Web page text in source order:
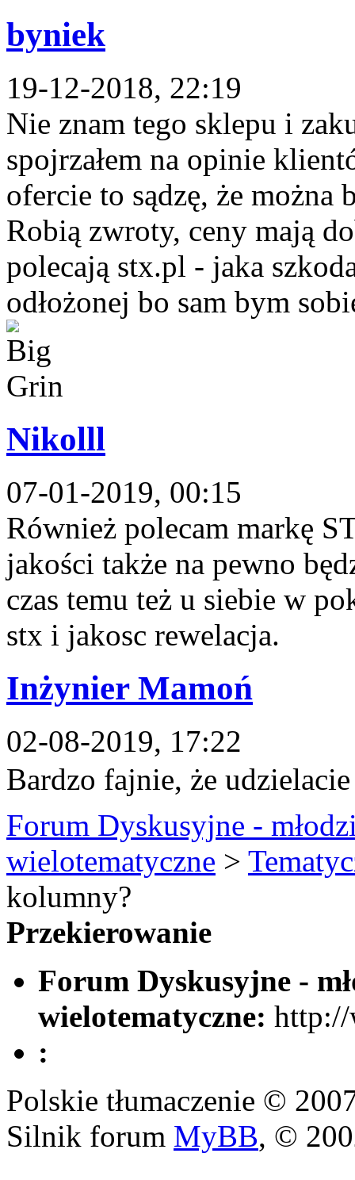
byniek
19-12-2018, 22:19
Nie znam tego sklepu i
spojrzałem na opinie
ofercie to sądzę, że można
Robią zwroty, ceny mają
polecają stx.pl - jaka
odłożonej bo sam bym
Nikolll
07-01-2019, 00:15
Również polecam markę
jakości także na pewno
czas temu też u siebie w
stx i jakosc rewelacja.
Inżynier Mamoń
02-08-2019, 17:22
Bardzo fajnie, że
Forum Dyskusyjne -
wielotematyczne >
kolumny?
Przekierowanie
Forum Dyskusyjne -
wielotematyczne: http://
:
Polskie tłumaczenie ©
Silnik forum MyBB, ©